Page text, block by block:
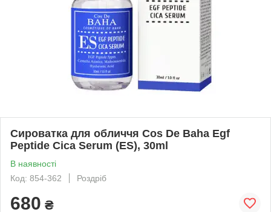
Сироватка для обличчя Cos De Baha Egf
Peptide Cica Serum (ES), 30ml
В наявності
Код: 854-362
Роздріб
680 ₴